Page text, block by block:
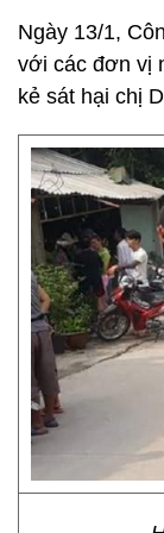
Ngày 13/1,
với các đơn vị
kẻ sát hại chị